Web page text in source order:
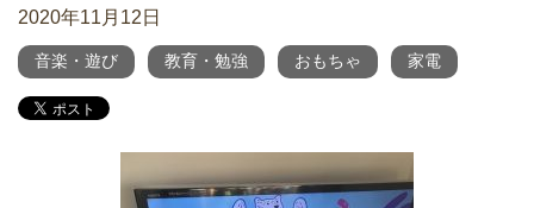
2020年11月12日
音楽・遊び 教育・勉強 おもちゃ 家電